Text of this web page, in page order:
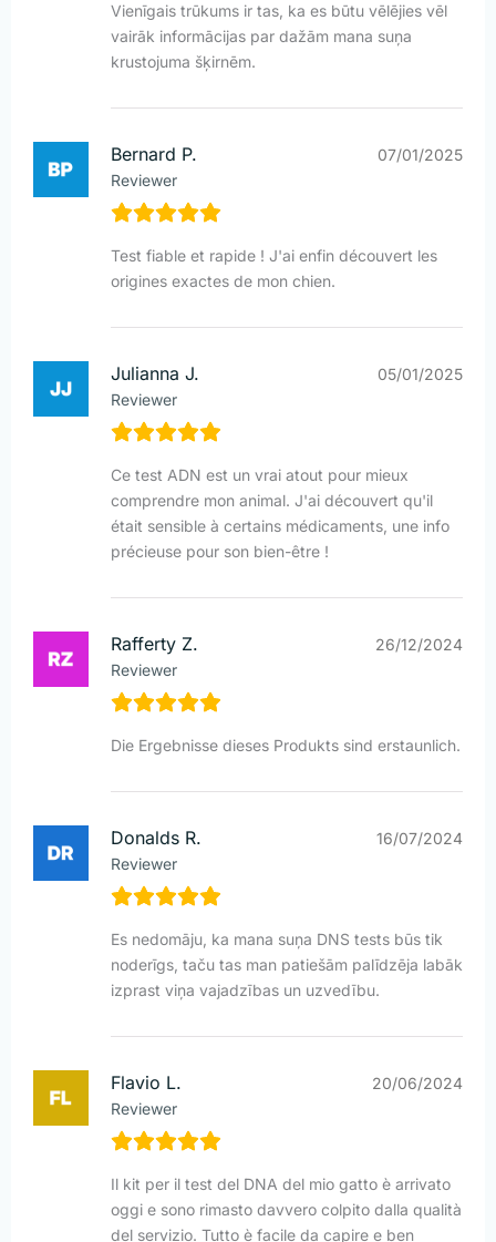
Vienīgais trūkums ir tas, ka es būtu vēlējies vēl
vairāk informācijas par dažām mana suņa
krustojuma šķirnēm.
Bernard P.
Reviewer
07/01/2025
Test fiable et rapide ! J'ai enfin découvert les
origines exactes de mon chien.
Julianna J.
Reviewer
05/01/2025
Ce test ADN est un vrai atout pour mieux
comprendre mon animal. J'ai découvert qu'il
était sensible à certains médicaments, une info
précieuse pour son bien-être !
Rafferty Z.
Reviewer
26/12/2024
Die Ergebnisse dieses Produkts sind erstaunlich.
Donalds R.
Reviewer
16/07/2024
Es nedomāju, ka mana suņa DNS tests būs tik
noderīgs, taču tas man patiešām palīdzēja labāk
izprast viņa vajadzības un uzvedību.
Flavio L.
Reviewer
20/06/2024
Il kit per il test del DNA del mio gatto è arrivato
oggi e sono rimasto davvero colpito dalla qualità
del servizio. Tutto è facile da capire e ben